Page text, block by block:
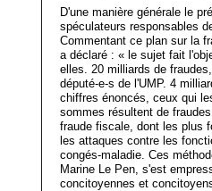
D'une manière générale le
spéculateurs responsables
Commentant ce plan sur la
a déclaré : « le sujet fait
elles. 20 milliards de
député-e-s de l'UMP. 4
chiffres énoncés, ceux qui
sommes résultent de
fraude fiscale, dont les plus
les attaques contre les
congés-maladie. Ces
Marine Le Pen, s'est
concitoyennes et